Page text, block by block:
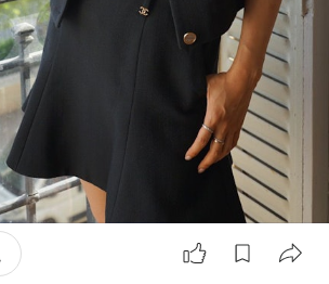
亦齊交流電影感受大師級魅力。（官方提供圖片）